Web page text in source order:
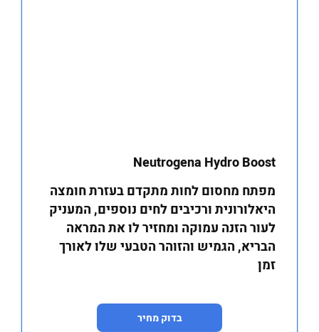
Neutrogena Hydro Boost
מפתח מחסום לחות מתקדם בעזרת חומצה
היאלורונית ורכיבים לחים נוספים, המעניק
לעור הזנה עמוקה ומחזיר לו את המראה
הבריא, הגמיש והזוהר הטבעי שלו לאורך
זמן
בדוק מחיר